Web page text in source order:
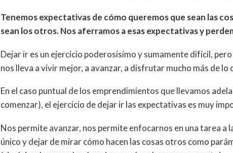
Tenemos expectativas de cómo queremos que sean las
sean los otros. Nos aferramos a esas expectativas y
Dejar ir es un ejercicio poderosísimo y sumamente difícil,
nos lleva a vivir mejor, a avanzar, a disfrutar mucho más de lo
En el caso puntual de los emprendimientos que llevamos
comenzar), el ejercicio de dejar ir las expectativas es muy
Nos permite avanzar, nos permite enfocarnos en una tarea a
único y dejar de mirar cómo hacen las cosas otros como